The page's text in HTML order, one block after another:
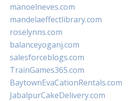
manoelneves.com
mandelaeffectlibrary.com
roselynns.com
balanceyoganj.com
salesforceblogs.com
TrainGames365.com
BaytownEvaCationRentals.com
JabalpurCakeDelivery.com